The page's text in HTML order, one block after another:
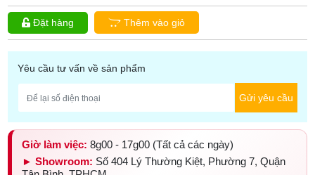
Đặt hàng Thêm vào giỏ
Yêu cầu tư vấn về sản phẩm
Gửi yêu cầu
Giờ làm việc: 8g00 - 17g00 (Tất cả các ngày)
► Showroom: Số 404 Lý Thường Kiệt, Phường 7, Quận